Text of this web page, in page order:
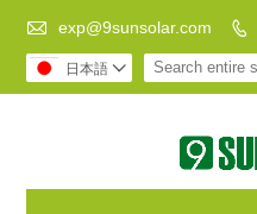
 exp@9sunsolar.com 
日本語 